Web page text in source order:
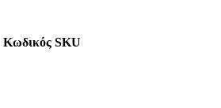
Κωδικός SKU